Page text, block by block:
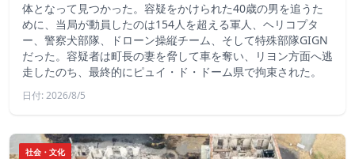
体となって見つかった。容疑をかけられた40歳の男を追うた
めに、当局が動員したのは154人を超える軍人、ヘリコプタ
ー、警察犬部隊、ドローン操縦チーム、そして特殊部隊GIGN
だった。容疑者は町長の妻を脅して車を奪い、リヨン方面へ逃
走したのち、最終的にピュイ・ド・ドーム県で拘束された。
日付: 2026/8/5
社会・文化